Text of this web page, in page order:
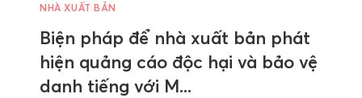
NHÀ XUẤT BẢN
Biện pháp để nhà xuất bản phát
hiện quảng cáo độc hại và bảo vệ
danh tiếng với M...